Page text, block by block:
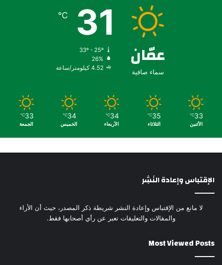
عمّان
سماء صافية
31
℃
33º - 25º
26%
4.52 كيلومتر/ساعة
33
℃
الأثنين
35
℃
الثلاثاء
34
℃
الأربعاء
34
℃
الخميس
33
℃
الجمعة
الإقتباس وإعادة النَشِر
لا مانع من الإقتباس وإعادة النشر شريطة ذكر المصدر، حيث أن الأراء
والمقالات والتعليقات تعبر عن رأي أصحابها فقط.
Most Viewed Posts